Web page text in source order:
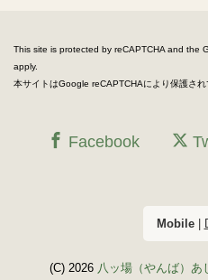
This site is protected by reCAPTCHA and the
apply.
本サイトはGoogle reCAPTCHAにより保護され
Facebook
Mobile|
(C) 2026 八ッ場（やんば）あ